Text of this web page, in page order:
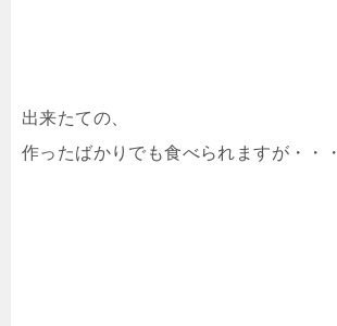
出来たての、
作ったばかりでも食べられますが・・・